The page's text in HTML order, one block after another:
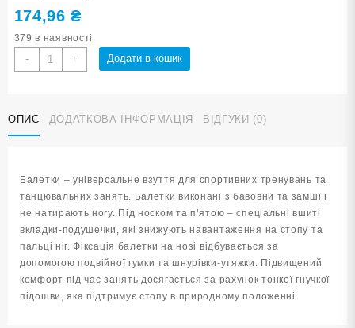
174,96₴
379 в наявності
-
Балетки
танцювально-
33
розмір
+ Додати в кошик
ОПИС ДОДАТКОВА ІНФОРМАЦІЯ ВІДГУКИ (0)
Балетки – універсальне взуття для спортивних тренувань та
танцювальних занять. Балетки виконані з бавовни та замші і
не натирають ногу. Під носком та п’ятою – спеціальні вшиті
вкладки-подушечки, які знижують навантаження на стопу та
пальці ніг. Фіксація балетки на нозі відбувається за
допомогою подвійної гумки та шнурівки-утяжки. Підвищений
комфорт під час занять досягається за рахунок тонкої гнучкої
підошви, яка підтримує стопу в природному положенні.